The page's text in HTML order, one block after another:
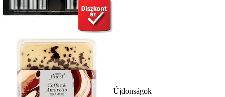
Újdonságok